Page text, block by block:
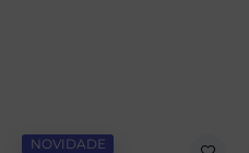
NOVIDADE